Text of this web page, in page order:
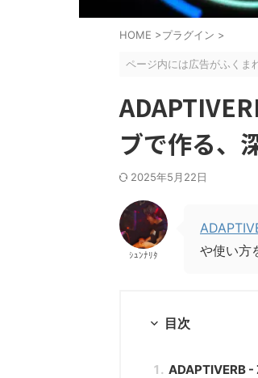
HOME >プラグイン >
ページ内には広告がふくま
ブで作る、
2025年5月22日
ｼｭﾝﾅﾘﾀ
や使い方
目次
ADAPTIVERB -